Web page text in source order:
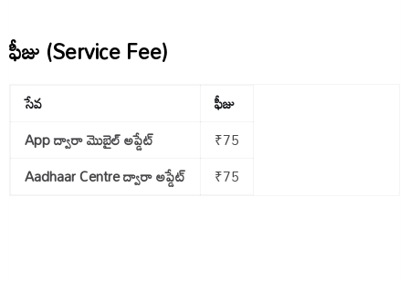
ఫీజు (Service Fee)
సేవ
ఫీజు
App ద్వారా మొబైల్ అప్డేట్
₹75
Aadhaar Centre ద్వారా అప్డేట్
₹75